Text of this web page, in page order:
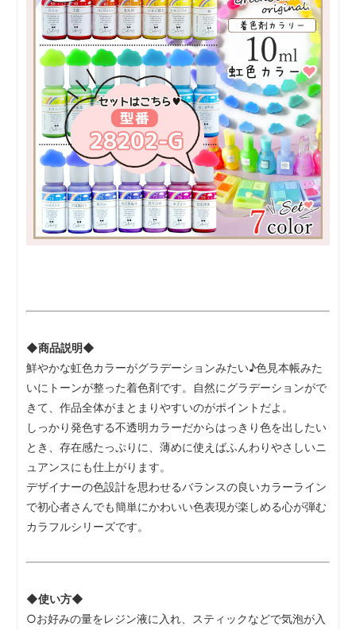
◆商品説明◆
鮮やかな虹色カラーがグラデーションみたい♪色見本帳みた
いにトーンが整った着色剤です。自然にグラデーションがで
きて、作品全体がまとまりやすいのがポイントだよ。
しっかり発色する不透明カラーだからはっきり色を出したい
とき、存在感たっぷりに、薄めに使えばふんわりやさしいニ
ュアンスにも仕上がります。
デザイナーの色設計を思わせるバランスの良いカラーライン
で初心者さんでも簡単にかわいい色表現が楽しめる心が弾む
カラフルシリーズです。
◆使い方◆
○お好みの量をレジン液に入れ、スティックなどで気泡が入